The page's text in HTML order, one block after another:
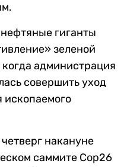
гиганты
зеленой
администрация
совершить уход
ископаемого
накануне
саммите Cop26